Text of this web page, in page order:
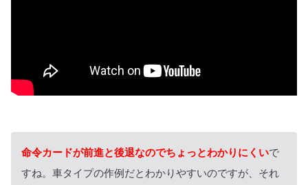
命令カードが前進と後退なのでちょっとわかりにくいで
すね。車タイプの作例だとわかりやすいのですが、それ